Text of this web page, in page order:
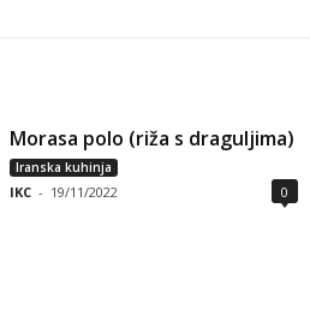
Morasa polo (riža s draguljima)
Iranska kuhinja
IKC - 19/11/2022 0